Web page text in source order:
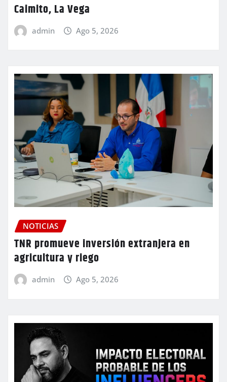
Caimito, La Vega
admin Ago 5, 2026
NOTICIAS
TNR promueve inversión extranjera en
agricultura y riego
admin Ago 5, 2026